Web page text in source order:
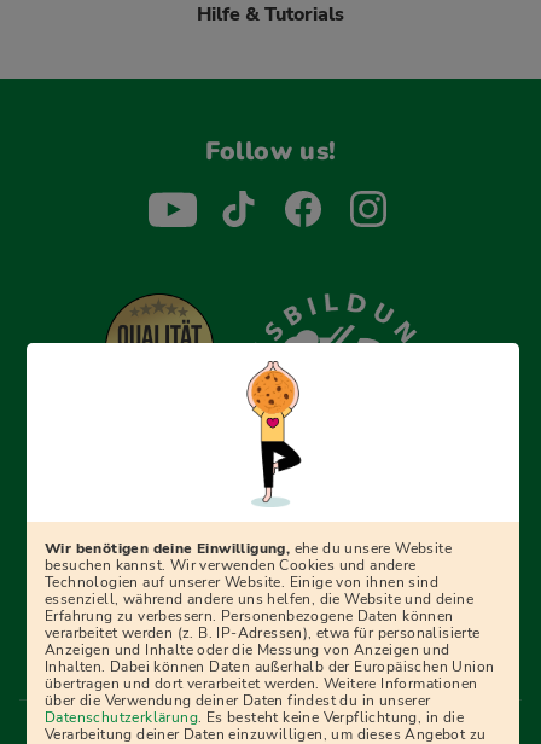
Hilfe & Tutorials
Follow us!
Erfolgreich bewerben mit Ausbildungspark: Wir
begleiten dich Schritt für Schritt bei deinem Start in den
Beruf oder ins Studium – mit smarten E-Learning-Tools,
Ratgebern und Prüfungspaketen, interaktiven
Videokursen und vielem mehr. Für alle, die was werden
wollen!
Menü Fußleiste
Impressum Bildquellen Presse Mediadaten
Wir benötigen deine Einwilligung, ehe du unsere Website
besuchen kannst. Wir verwenden Cookies und andere
Technologien auf unserer Website. Einige von ihnen sind
essenziell, während andere uns helfen, die Website und deine
Erfahrung zu verbessern. Personenbezogene Daten können
verarbeitet werden (z. B. IP-Adressen), etwa für personalisierte
Anzeigen und Inhalte oder die Messung von Anzeigen und
Inhalten. Dabei können Daten außerhalb der Europäischen Union
übertragen und dort verarbeitet werden. Weitere Informationen
über die Verwendung deiner Daten findest du in unserer
Datenschutzerklärung. Es besteht keine Verpflichtung, in die
Verarbeitung deiner Daten einzuwilligen, um dieses Angebot zu